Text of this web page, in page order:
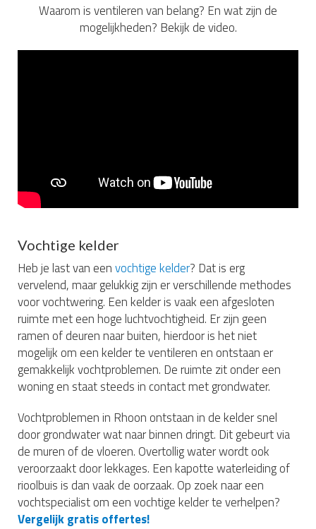
Waarom is ventileren van belang? En wat zijn de
mogelijkheden? Bekijk de video.
Vochtige kelder
Heb je last van eenvochtige kelder? Dat is erg
vervelend, maar gelukkig zijn er verschillende methodes
voor vochtwering. Een kelder is vaak een afgesloten
ruimte met een hoge luchtvochtigheid. Er zijn geen
ramen of deuren naar buiten, hierdoor is het niet
mogelijk om een kelder te ventileren en ontstaan er
gemakkelijk vochtproblemen. De ruimte zit onder een
woning en staat steeds in contact met grondwater.
Vochtproblemen in Rhoon ontstaan in de kelder snel
door grondwater wat naar binnen dringt. Dit gebeurt via
de muren of de vloeren. Overtollig water wordt ook
veroorzaakt door lekkages. Een kapotte waterleiding of
rioolbuis is dan vaak de oorzaak. Op zoek naar een
vochtspecialist om een vochtige kelder te verhelpen?
Vergelijk gratis offertes!